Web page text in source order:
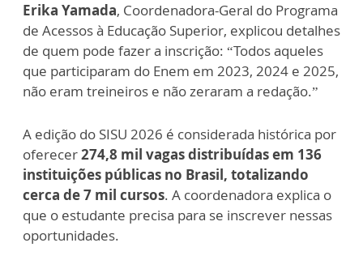
Erika Yamada, Coordenadora-Geral do Programa
de Acessos à Educação Superior, explicou detalhes
de quem pode fazer a inscrição: “Todos aqueles
que participaram do Enem em 2023, 2024 e 2025,
não eram treineiros e não zeraram a redação.”
A edição do SISU 2026 é considerada histórica por
oferecer274,8 mil vagas distribuídas em 136
instituições públicas no Brasil, totalizando
cerca de 7 mil cursos. A coordenadora explica o
que o estudante precisa para se inscrever nessas
oportunidades.